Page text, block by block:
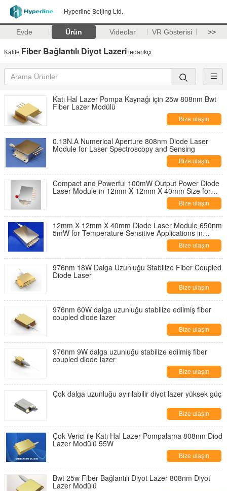
Hyperline Beijing Ltd.
Evde Ürün Videolar VR Gösterisi >>
Kalite Fiber Bağlantılı Diyot Lazeri tedarikçi.
Katı Hal Lazer Pompa Kaynağı için 25w 808nm Bwt
Fiber Lazer Modülü
Bize ulaşın
0.13N.A Numerical Aperture 808nm Diode Laser
Module for Laser Spectroscopy and Sensing
Bize ulaşın
Compact and Powerful 100mW Output Power Diode
Laser Module in 12mm X 12mm X 40mm Size for
Bize ulaşın
12mm X 12mm X 40mm Diode Laser Module 650nm
5mW for Temperature Sensitive Applications in
Bize ulaşın
976nm 18W Dalga Uzunluğu Stabilize Fiber Coupled
Diode Laser
Bize ulaşın
976nm 60W dalga uzunluğu stabilize edilmiş fiber
coupled diode lazer
Bize ulaşın
976nm 9W dalga uzunluğu stabilize edilmiş fiber
coupled diode lazer
Bize ulaşın
Çok dalga uzunluğu ayırılabilir diyot lazer yüksek güç
Bize ulaşın
Çok Verici ile Katı Hal Lazer Pompalama 808nm Diod
Lazer Modülü 55W
Bize ulaşın
Bwt 25w Fiber Bağlantılı Diyot Lazer 808nm Diyot
Lazer Modülü